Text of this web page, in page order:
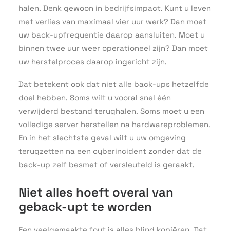
halen. Denk gewoon in bedrijfsimpact. Kunt u leven
met verlies van maximaal vier uur werk? Dan moet
uw back-upfrequentie daarop aansluiten. Moet u
binnen twee uur weer operationeel zijn? Dan moet
uw herstelproces daarop ingericht zijn.
Dat betekent ook dat niet alle back-ups hetzelfde
doel hebben. Soms wilt u vooral snel één
verwijderd bestand terughalen. Soms moet u een
volledige server herstellen na hardwareproblemen.
En in het slechtste geval wilt u uw omgeving
terugzetten na een cyberincident zonder dat de
back-up zelf besmet of versleuteld is geraakt.
Niet alles hoeft overal van
geback-upt te worden